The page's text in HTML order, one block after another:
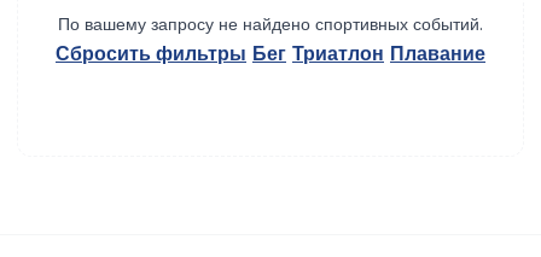
По вашему запросу не найдено спортивных событий.
Сбросить фильтры Бег Триатлон Плавание